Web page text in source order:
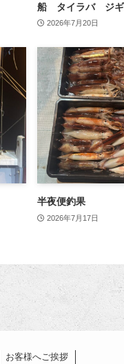
船 タイラバ ジギ
2026年7月20日
半夜便釣果
2026年7月17日
お客様へご挨拶